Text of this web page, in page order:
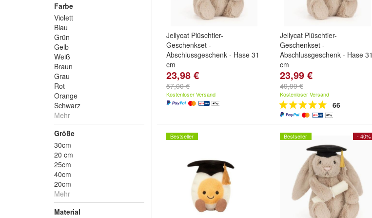
Farbe
Violett
Blau
Grün
Gelb
Weiß
Braun
Grau
Rot
Orange
Schwarz
Mehr
Größe
30cm
20 cm
25cm
40cm
20cm
Mehr
Material
Jellycat Plüschtier-
Geschenkset -
Abschlussgeschenk - Hase 31
cm
23,98 €
57,00 €
Kostenloser Versand
Jellycat Plüschtier-
Geschenkset -
Abschlussgeschenk - Hase 31
cm
23,99 €
49,99 €
Kostenloser Versand
66
Bestseller - 40%
Bestseller